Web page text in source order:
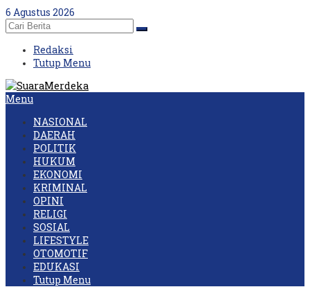
Skip
to
content
6 Agustus 2026
Redaksi
Tutup Menu
Menu
NASIONAL
DAERAH
POLITIK
HUKUM
EKONOMI
KRIMINAL
OPINI
RELIGI
SOSIAL
LIFESTYLE
OTOMOTIF
EDUKASI
Tutup Menu